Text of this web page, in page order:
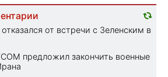
от встречи с Зеленским в
предложил закончить военные